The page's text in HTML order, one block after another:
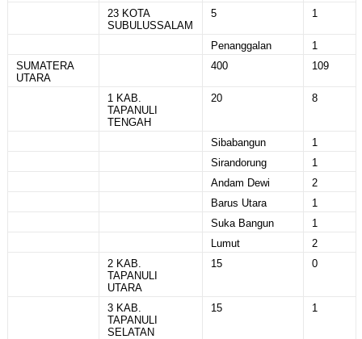
23 KOTA
SUBULUSSALAM
5 1
Penanggalan
1
SUMATERA
UTARA
400 109
1 KAB.
TAPANULI
TENGAH
20 8
Sibabangun
1
Sirandorung
1
Andam Dewi
2
Barus Utara
1
Suka Bangun
1
Lumut
2
2 KAB.
TAPANULI
UTARA
15 0
3 KAB.
TAPANULI
SELATAN
15 1